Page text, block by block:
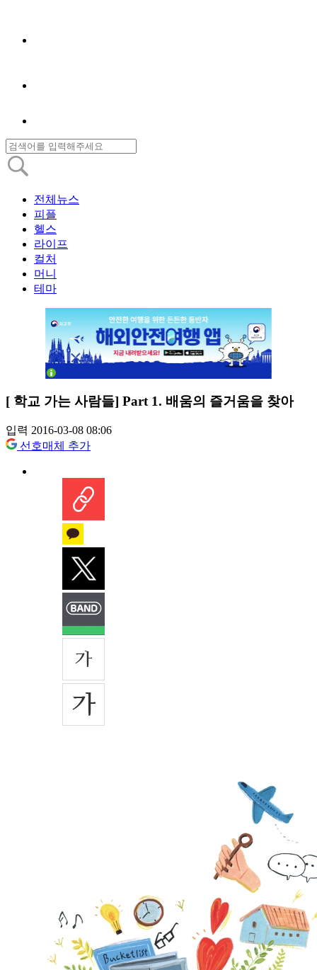
전체뉴스
피플
헬스
라이프
컬처
머니
테마
[ 학교 가는 사람들] Part 1. 배움의 즐거움을 찾아
입력 2016-03-08 08:06
선호매체 추가